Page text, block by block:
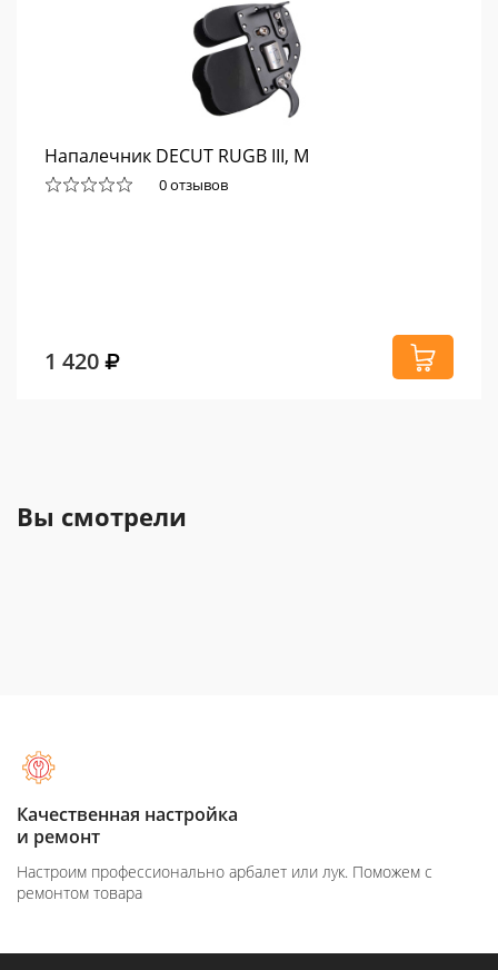
Напалечник DECUT RUGB III, M
0 отзывов
1 420
Вы смотрели
Качественная настройка
и ремонт
Настроим профессионально арбалет или лук. Поможем с
ремонтом товара